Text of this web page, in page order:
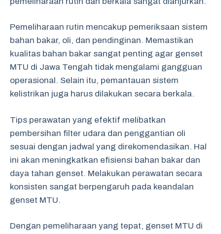
Pemeliharaan rutin mencakup pemeriksaan sistem
bahan bakar, oli, dan pendinginan. Memastikan
kualitas bahan bakar sangat penting agar genset
MTU di Jawa Tengah tidak mengalami gangguan
operasional. Selain itu, pemantauan sistem
kelistrikan juga harus dilakukan secara berkala.
Tips perawatan yang efektif melibatkan
pembersihan filter udara dan penggantian oli
sesuai dengan jadwal yang direkomendasikan. Hal
ini akan meningkatkan efisiensi bahan bakar dan
daya tahan genset. Melakukan perawatan secara
konsisten sangat berpengaruh pada keandalan
genset MTU.
Dengan pemeliharaan yang tepat, genset MTU di